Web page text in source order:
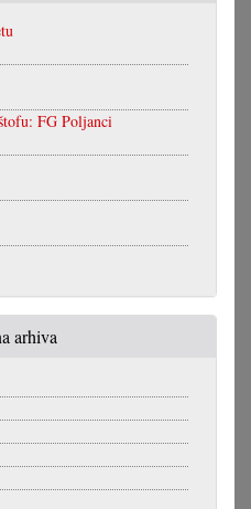
FG Poljanci
arhiva